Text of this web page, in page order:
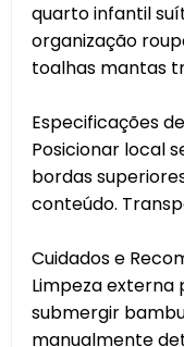
quarto infantil
organização
toalhas mantas
Especificações
Posicionar local
bordas
conteúdo.
Cuidados e
Limpeza externa
submergir
manualmente